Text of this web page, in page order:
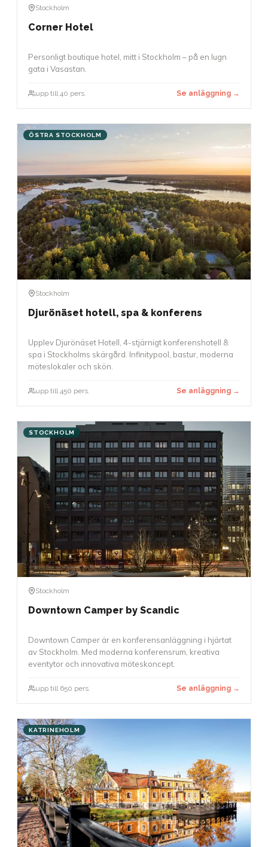
Stockholm
Corner Hotel
Personligt boutique hotel, mitt i Stockholm – på en lugn
gata i Vasastan.
upp till 40 pers. Se anläggning →
ÖSTRA STOCKHOLM
Stockholm
Djurönäset hotell, spa & konferens
Upplev Djurönäset Hotell, 4-stjärnigt konferenshotell &
spa i Stockholms skärgård. Infinitypool, bastur, moderna
möteslokaler och skön.
upp till 450 pers. Se anläggning →
STOCKHOLM
Stockholm
Downtown Camper by Scandic
Downtown Camper är en konferensanläggning i hjärtat
av Stockholm. Med moderna konferensrum, kreativa
eventytor och innovativa möteskoncept.
upp till 650 pers. Se anläggning →
KATRINEHOLM